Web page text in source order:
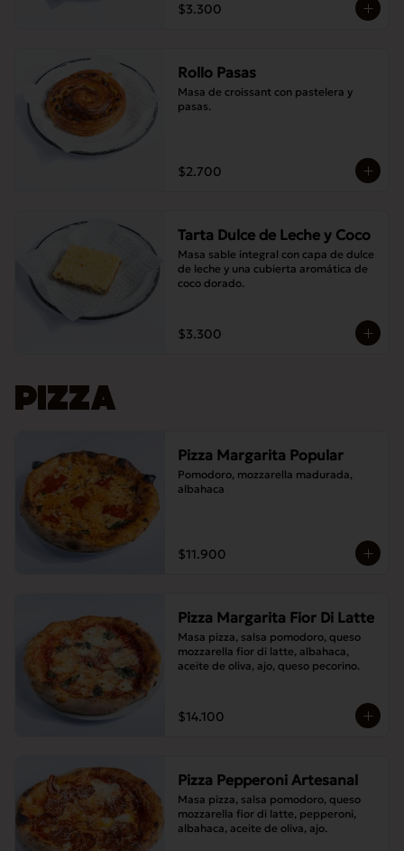
$3.300
Rollo Pasas
Masa de croissant con pastelera y
pasas.
$2.700
Tarta Dulce de Leche y Coco
Masa sable integral con capa de dulce
de leche y una cubierta aromática de
coco dorado.
$3.300
PIZZA
Pizza Margarita Popular
Pomodoro, mozzarella madurada,
albahaca
$11.900
Pizza Margarita Fior Di Latte
Masa pizza, salsa pomodoro, queso
mozzarella fior di latte, albahaca,
aceite de oliva, ajo, queso pecorino.
$14.100
Pizza Pepperoni Artesanal
Masa pizza, salsa pomodoro, queso
mozzarella fior di latte, pepperoni,
albahaca, aceite de oliva, ajo.